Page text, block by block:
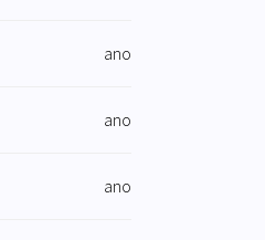
ano
ano
ano